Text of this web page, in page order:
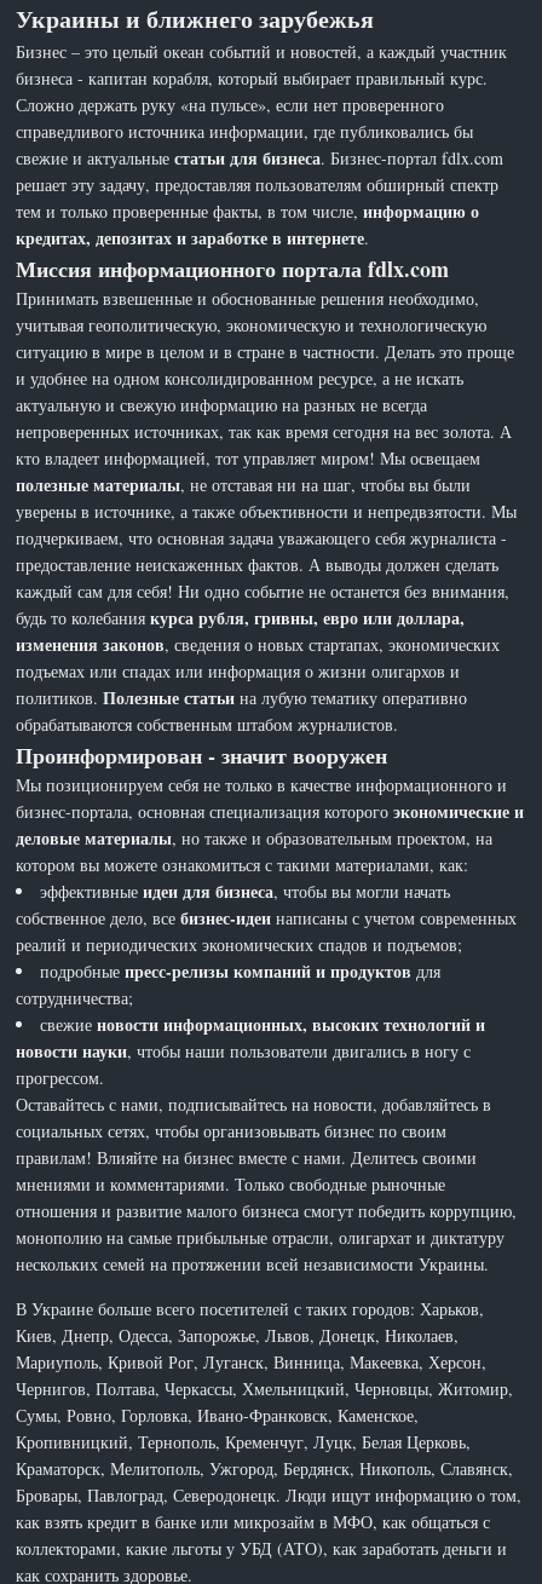
Украины и ближнего зарубежья
Бизнес – это целый океан событий и новостей, а каждый участник
бизнеса - капитан корабля, который выбирает правильный курс.
Сложно держать руку «на пульсе», если нет проверенного
справедливого источника информации, где публиковались бы
свежие и актуальныестатьи для бизнеса. Бизнес-портал fdlx.com
решает эту задачу, предоставляя пользователям обширный спектр
тем и только проверенные факты, в том числе,информацию о
кредитах, депозитах и заработке в интернете.
Миссия информационного портала fdlx.com
Принимать взвешенные и обоснованные решения необходимо,
учитывая геополитическую, экономическую и технологическую
ситуацию в мире в целом и в стране в частности. Делать это проще
и удобнее на одном консолидированном ресурсе, а не искать
актуальную и свежую информацию на разных не всегда
непроверенных источниках, так как время сегодня на вес золота. А
кто владеет информацией, тот управляет миром! Мы освещаем
полезные материалы, не отставая ни на шаг, чтобы вы были
уверены в источнике, а также объективности и непредвзятости. Мы
подчеркиваем, что основная задача уважающего себя журналиста -
предоставление неискаженных фактов. А выводы должен сделать
каждый сам для себя! Ни одно событие не останется без внимания,
будь то колебаниякурса рубля, гривны, евро или доллара,
изменения законов, сведения о новых стартапах, экономических
подъемах или спадах или информация о жизни олигархов и
политиков.Полезные статьи на лубую тематику оперативно
обрабатываются собственным штабом журналистов.
Проинформирован - значит вооружен
Мы позиционируем себя не только в качестве информационного и
бизнес-портала, основная специализация которогоэкономические и
деловые материалы, но также и образовательным проектом, на
котором вы можете ознакомиться с такими материалами, как:
эффективныеидеи для бизнеса, чтобы вы могли начать
собственное дело, всебизнес-идеи написаны с учетом современных
реалий и периодических экономических спадов и подъемов;
подробныепресс-релизы компаний и продуктов для
сотрудничества;
свежиеновости информационных, высоких технологий и
новости науки, чтобы наши пользователи двигались в ногу с
прогрессом.
Оставайтесь с нами, подписывайтесь на новости, добавляйтесь в
социальных сетях, чтобы организовывать бизнес по своим
правилам! Влияйте на бизнес вместе с нами. Делитесь своими
мнениями и комментариями. Только свободные рыночные
отношения и развитие малого бизнеса смогут победить коррупцию,
монополию на самые прибыльные отрасли, олигархат и диктатуру
нескольких семей на протяжении всей независимости Украины.
В Украине больше всего посетителей с таких городов: Харьков,
Киев, Днепр, Одесса, Запорожье, Львов, Донецк, Николаев,
Мариуполь, Кривой Рог, Луганск, Винница, Макеевка, Херсон,
Чернигов, Полтава, Черкассы, Хмельницкий, Черновцы, Житомир,
Сумы, Ровно, Горловка, Ивано-Франковск, Каменское,
Кропивницкий, Тернополь, Кременчуг, Луцк, Белая Церковь,
Краматорск, Мелитополь, Ужгород, Бердянск, Никополь, Славянск,
Бровары, Павлоград, Северодонецк. Люди ищут информацию о том,
как взять кредит в банке или микрозайм в МФО, как общаться с
коллекторами, какие льготы у УБД (АТО), как заработать деньги и
как сохранить здоровье.